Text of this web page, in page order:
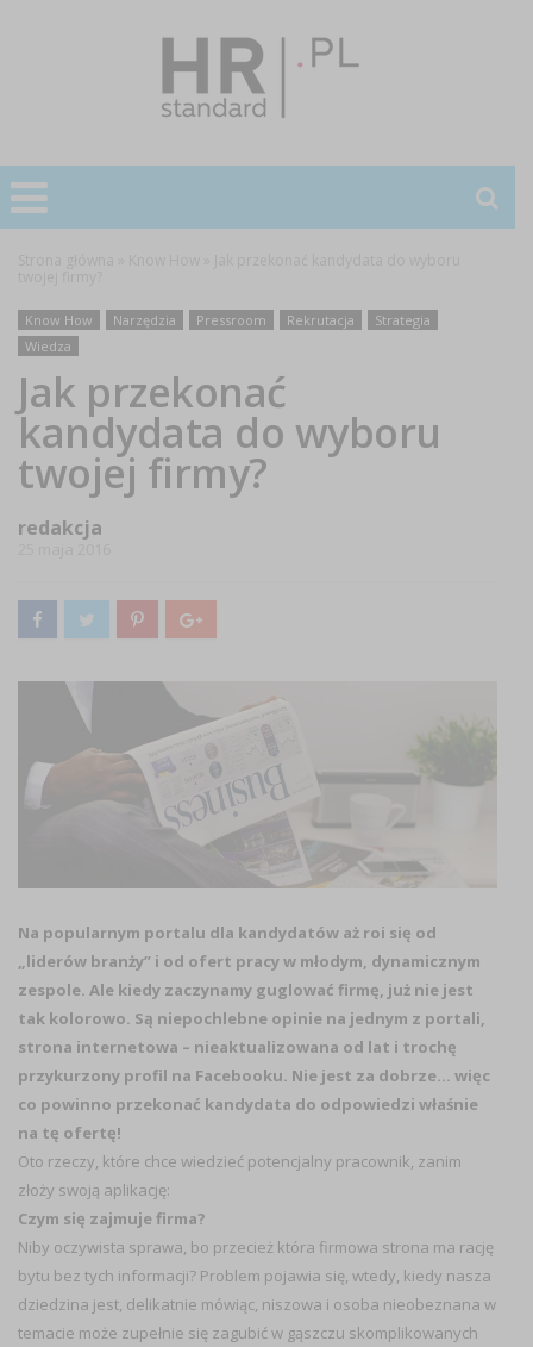
Know How Narzędzia Pressroom Rekrutacja
Strategia
Wiedza
Jak przekonać
kandydata do wyboru
twojej firmy?
redakcja
Na popularnym portalu dla kandydatów aż roi się od
„liderów branży” i od ofert pracy w młodym, dynamicznym
zespole. Ale kiedy zaczynamy guglować firmę, już nie jest
tak kolorowo. Są niepochlebne opinie na jednym z portali,
strona internetowa – nieaktualizowana od lat i trochę
przykurzony profil na Facebooku. Nie jest za dobrze… więc
co powinno przekonać kandydata do odpowiedzi właśnie
na tę ofertę!
Oto rzeczy, które chce wiedzieć potencjalny pracownik, zanim
złoży swoją aplikację:
Czym się zajmuje firma?
Niby oczywista sprawa, bo przecież która firmowa strona ma rację
bytu bez tych informacji? Problem pojawia się, wtedy, kiedy nasza
dziedzina jest, delikatnie mówiąc, niszowa i osoba nieobeznana w
temacie może zupełnie się zagubić w gąszczu skomplikowanych